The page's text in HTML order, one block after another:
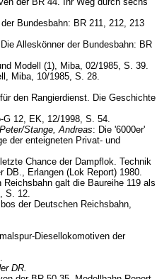
Bundesbahn: BR 211, 212, 213
Alleskönner der Bundesbahn: BR
Modell (1), Miba, 02/1985, S. 39.
Miba, 10/1985, S. 28.
den Rangierdienst. Die Geschichte
G 12, EK, 12/1998, S. 54.
Stange, Andreas: Die '6000er'
der enteigneten Privat- und
Chance der Dampflok. Technik
DB., Erlangen (Lok Report) 1980.
galt die Baureihe 119 als
S. 12.
der Deutschen Reichsbahn,
Diesellokomotiven der
DR.